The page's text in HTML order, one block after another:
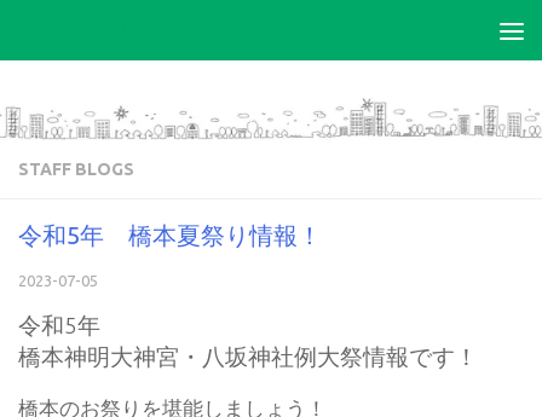
STAFF BLOGS
令和5年 橋本夏祭り情報！
2023-07-05
令和5年
橋本神明大神宮・八坂神社例大祭情報です！
橋本のお祭りを堪能しましょう！